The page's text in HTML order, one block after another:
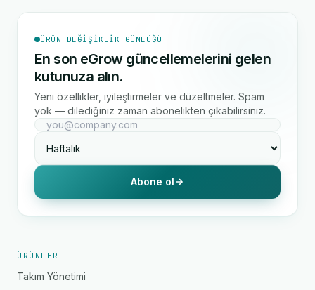
ÜRÜN DEĞIŞIKLIK GÜNLÜĞÜ
En son eGrow güncellemelerini gelen
kutunuza alın.
Yeni özellikler, iyileştirmeler ve düzeltmeler. Spam
yok — dilediğiniz zaman abonelikten çıkabilirsiniz.
Abone ol
ÜRÜNLER
Takım Yönetimi